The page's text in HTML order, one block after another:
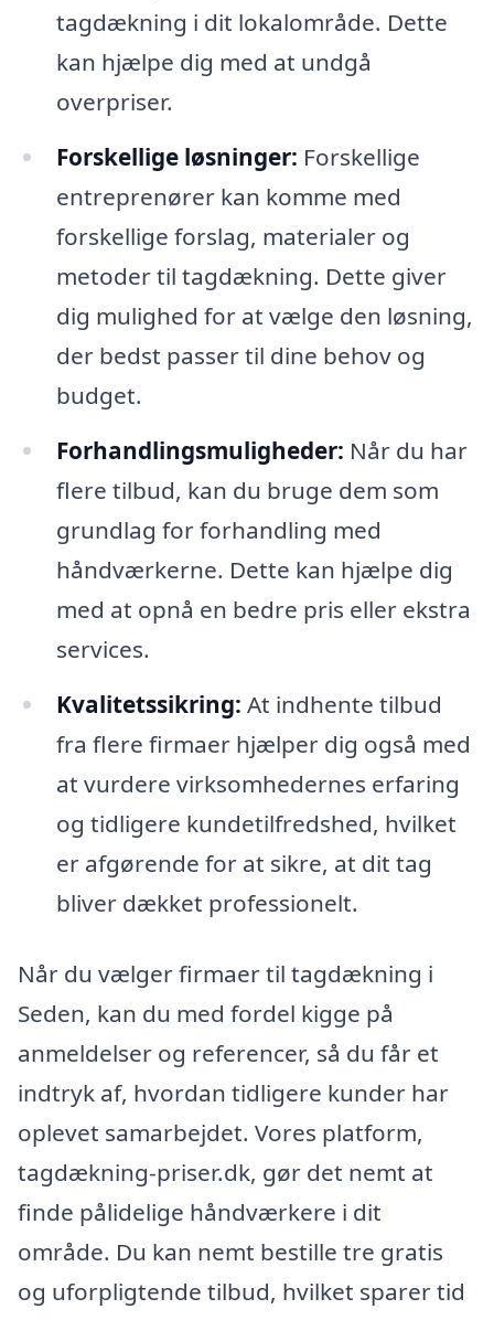
tagdækning i dit lokalområde. Dette
kan hjælpe dig med at undgå
overpriser.
Forskellige løsninger: Forskellige
entreprenører kan komme med
forskellige forslag, materialer og
metoder til tagdækning. Dette giver
dig mulighed for at vælge den løsning,
der bedst passer til dine behov og
budget.
Forhandlingsmuligheder: Når du har
flere tilbud, kan du bruge dem som
grundlag for forhandling med
håndværkerne. Dette kan hjælpe dig
med at opnå en bedre pris eller ekstra
services.
Kvalitetssikring: At indhente tilbud
fra flere firmaer hjælper dig også med
at vurdere virksomhedernes erfaring
og tidligere kundetilfredshed, hvilket
er afgørende for at sikre, at dit tag
bliver dækket professionelt.
Når du vælger firmaer til tagdækning i
Seden, kan du med fordel kigge på
anmeldelser og referencer, så du får et
indtryk af, hvordan tidligere kunder har
oplevet samarbejdet. Vores platform,
tagdækning-priser.dk, gør det nemt at
finde pålidelige håndværkere i dit
område. Du kan nemt bestille tre gratis
og uforpligtende tilbud, hvilket sparer tid